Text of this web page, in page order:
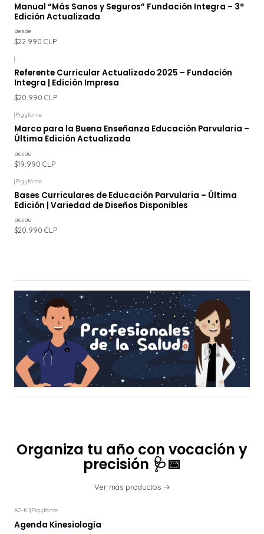
Manual “Más Sanos y Seguros” Fundación Integra – 3ª
Edición Actualizada
desde
$22.990 CLP
|
Referente Curricular Actualizado 2025 – Fundación
Integra | Edición Impresa
$20.990 CLP
|Pigyfante
Marco para la Buena Enseñanza Educación Parvularia –
Última Edición Actualizada
desde
$19.990 CLP
|Pigyfante
Bases Curriculares de Educación Parvularia – Última
Edición | Variedad de Diseños Disponibles
desde
$20.990 CLP
Organiza tu año con vocación y
precisión 🩺📅
Ver más productos
-16%DESCUENTO
AG-K1|Pigyfante
Agenda Kinesiología